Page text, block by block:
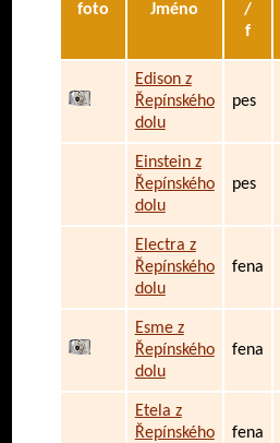
foto Jméno
/
f
Edison z
Řepínského
dolu
pes
Einstein z
Řepínského
dolu
pes
Electra z
Řepínského
dolu
fena
Esme z
Řepínského
dolu
fena
Etela z
Řepínského
fena